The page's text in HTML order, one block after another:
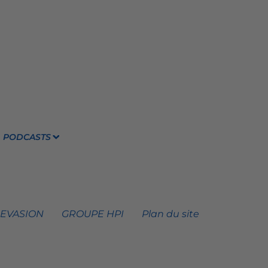
PODCASTS
GROUPE HPI Plan du site